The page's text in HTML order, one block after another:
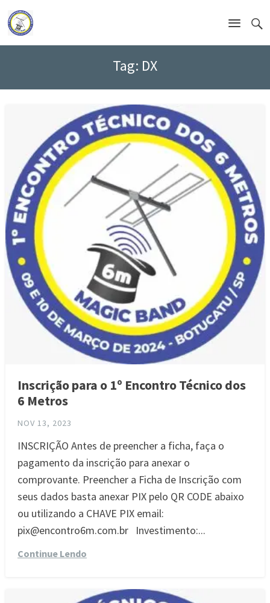
Tag: DX
Inscrição para o 1º Encontro Técnico dos
6 Metros
NOV 13, 2023
INSCRIÇÃO Antes de preencher a ficha, faça o
pagamento da inscrição para anexar o
comprovante. Preencher a Ficha de Inscrição com
seus dados basta anexar PIX pelo QR CODE abaixo
ou utilizando a CHAVE PIX email:
pix@encontro6m.com.br Investimento:...
Continue Lendo